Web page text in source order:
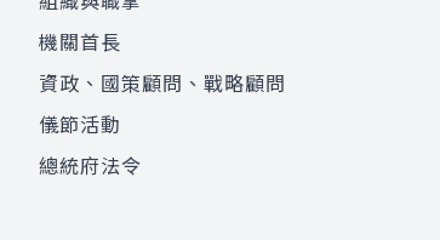
機關首長
資政、國策顧問、戰略顧問
儀節活動
總統府法令